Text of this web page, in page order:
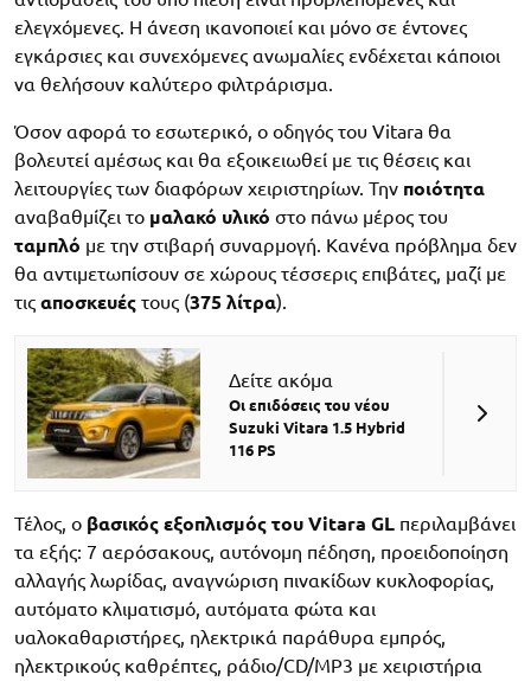
ελεγχόμενες. Η άνεση ικανοποιεί και μόνο σε έντονες
εγκάρσιες και συνεχόμενες ανωμαλίες ενδέχεται κάποιοι
να θελήσουν καλύτερο φιλτράρισμα.
Όσον αφορά το εσωτερικό, ο οδηγός του Vitara θα
βολευτεί αμέσως και θα εξοικειωθεί με τις θέσεις και
λειτουργίες των διαφόρων χειριστηρίων. Την ποιότητα
αναβαθμίζει το μαλακό υλικό στο πάνω μέρος του
ταμπλό με την στιβαρή συναρμογή. Κανένα πρόβλημα δεν
θα αντιμετωπίσουν σε χώρους τέσσερις επιβάτες, μαζί με
τις αποσκευές τους (375 λίτρα).
Δείτε ακόμα
Οι επιδόσεις του νέου
Suzuki Vitara 1.5 Hybrid
116 PS
Τέλος, ο βασικός εξοπλισμός του Vitara GL περιλαμβάνει
τα εξής: 7 αερόσακους, αυτόνομη πέδηση, προειδοποίηση
αλλαγής λωρίδας, αναγνώριση πινακίδων κυκλοφορίας,
αυτόματο κλιματισμό, αυτόματα φώτα και
υαλοκαθαριστήρες, ηλεκτρικά παράθυρα εμπρός,
ηλεκτρικούς καθρέπτες, ράδιο/CD/MP3 με χειριστήρια